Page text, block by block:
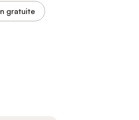
gratuite